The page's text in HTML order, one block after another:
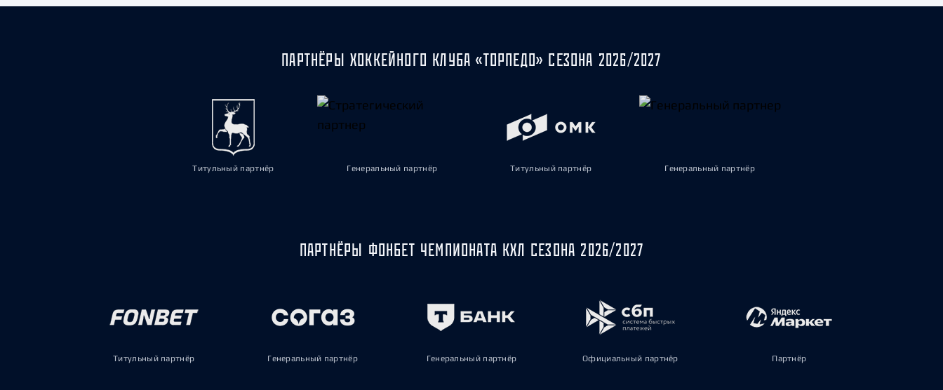
ПАРТНЁРЫ ХОККЕЙНОГО КЛУБА «ТОРПЕДО» СЕЗОНА 2026/2027
Титульный партнёр Генеральный партнёр Титульный партнёр Генеральный партнёр
ПАРТНЁРЫ ФОНБЕТ ЧЕМПИОНАТА КХЛ СЕЗОНА 2026/2027
Титульный партнёр Генеральный партнёр Генеральный партнёр Официальный партнёр Партнёр